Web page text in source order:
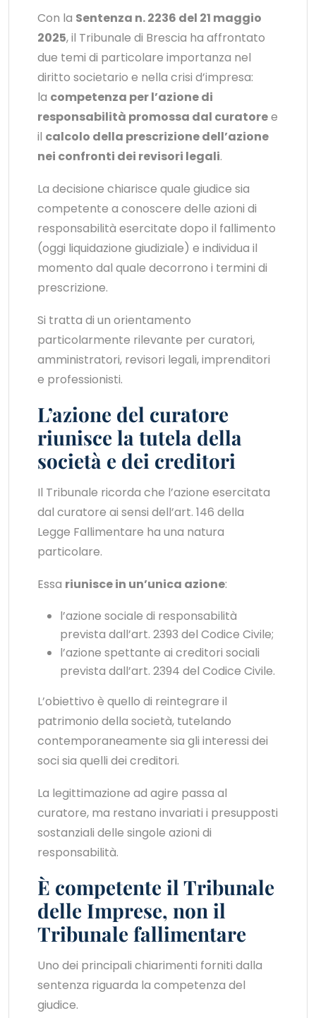
Con la Sentenza n. 2236 del 21 maggio
2025, il Tribunale di Brescia ha affrontato
due temi di particolare importanza nel
diritto societario e nella crisi d’impresa:
la competenza per l’azione di
responsabilità promossa dal curatoree
il calcolo della prescrizione dell’azione
nei confronti dei revisori legali.
La decisione chiarisce quale giudice sia
competente a conoscere delle azioni di
responsabilità esercitate dopo il fallimento
(oggi liquidazione giudiziale) e individua il
momento dal quale decorrono i termini di
prescrizione.
Si tratta di un orientamento
particolarmente rilevante per curatori,
amministratori, revisori legali, imprenditori
e professionisti.
L’azione del curatore
riunisce la tutela della
società e dei creditori
Il Tribunale ricorda che l’azione esercitata
dal curatore ai sensi dell’art. 146 della
Legge Fallimentare ha una natura
particolare.
Essa riunisce in un’unica azione:
l’azione sociale di responsabilità
prevista dall’art. 2393 del Codice Civile;
l’azione spettante ai creditori sociali
prevista dall’art. 2394 del Codice Civile.
L’obiettivo è quello di reintegrare il
patrimonio della società, tutelando
contemporaneamente sia gli interessi dei
soci sia quelli dei creditori.
La legittimazione ad agire passa al
curatore, ma restano invariati i presupposti
sostanziali delle singole azioni di
responsabilità.
È competente il Tribunale
delle Imprese, non il
Tribunale fallimentare
Uno dei principali chiarimenti forniti dalla
sentenza riguarda la competenza del
giudice.